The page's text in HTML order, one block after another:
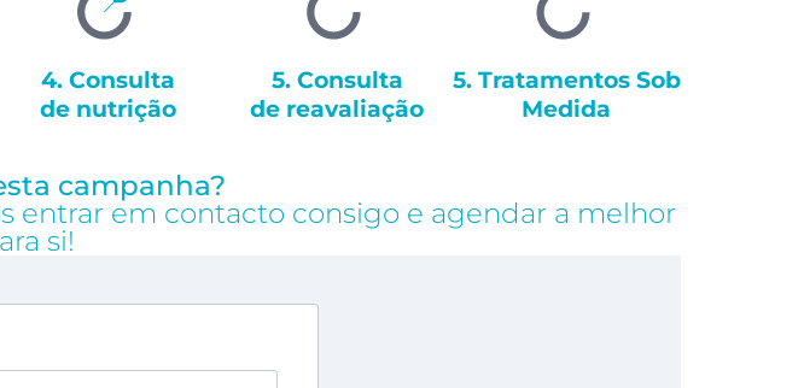
4. Consulta
de nutrição
5. Consulta
de reavaliação
5. Tratamentos Sob
Medida
campanha?
entrar em contacto consigo e agendar a melhor
si!